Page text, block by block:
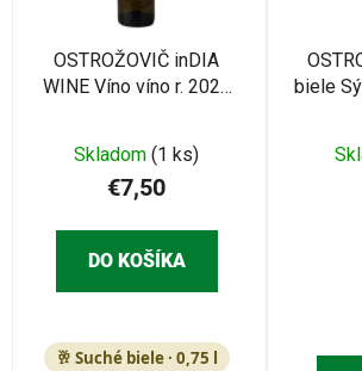
OSTROŽOVIČ inDIA
WINE Víno víno r. 2025
Skladom (1 ks)
€7,50
DO KOŠÍKA
🥂 Suché biele · 0,75 l
biele